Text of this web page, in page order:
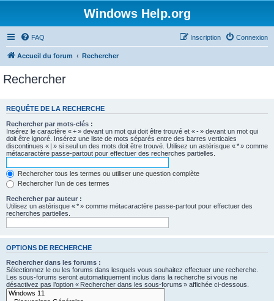
Windows Help.org
FAQ Connexion
Inscription
Accueil du forum Rechercher
Rechercher
REQUÊTE DE LA RECHERCHE
Rechercher par mots-clés :
Insérez le caractère « + » devant un mot qui doit être trouvé et « - » devant un mot qui
doit être ignoré. Insérez une liste de mots séparés entre des barres verticales
discontinues « | » si seul un des mots doit être trouvé. Utilisez un astérisque « * » comme
métacaractère passe-partout pour effectuer des recherches partielles.
Rechercher tous les termes ou utiliser une question complète
Rechercher l’un de ces termes
Rechercher par auteur :
Utilisez un astérisque « * » comme métacaractère passe-partout pour effectuer des
recherches partielles.
OPTIONS DE RECHERCHE
Rechercher dans les forums :
Sélectionnez le ou les forums dans lesquels vous souhaitez effectuer une recherche.
Les sous-forums seront automatiquement inclus dans la recherche si vous ne
désactivez pas l’option « Rechercher dans les sous-forums » affichée ci-dessous.